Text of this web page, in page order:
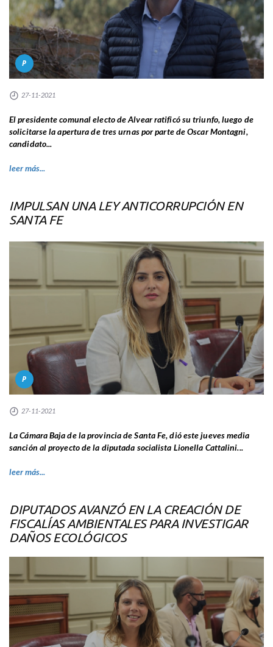
P
27-11-2021
El presidente comunal electo de Alvear ratificó su triunfo, luego de
solicitarse la apertura de tres urnas por parte de Oscar Montagni,
candidato...
leer más...
IMPULSAN UNA LEY ANTICORRUPCIÓN EN
SANTA FE
P
27-11-2021
La Cámara Baja de la provincia de Santa Fe, dió este jueves media
sanción al proyecto de la diputada socialista Lionella Cattalini...
leer más...
DIPUTADOS AVANZÓ EN LA CREACIÓN DE
FISCALÍAS AMBIENTALES PARA INVESTIGAR
DAÑOS ECOLÓGICOS